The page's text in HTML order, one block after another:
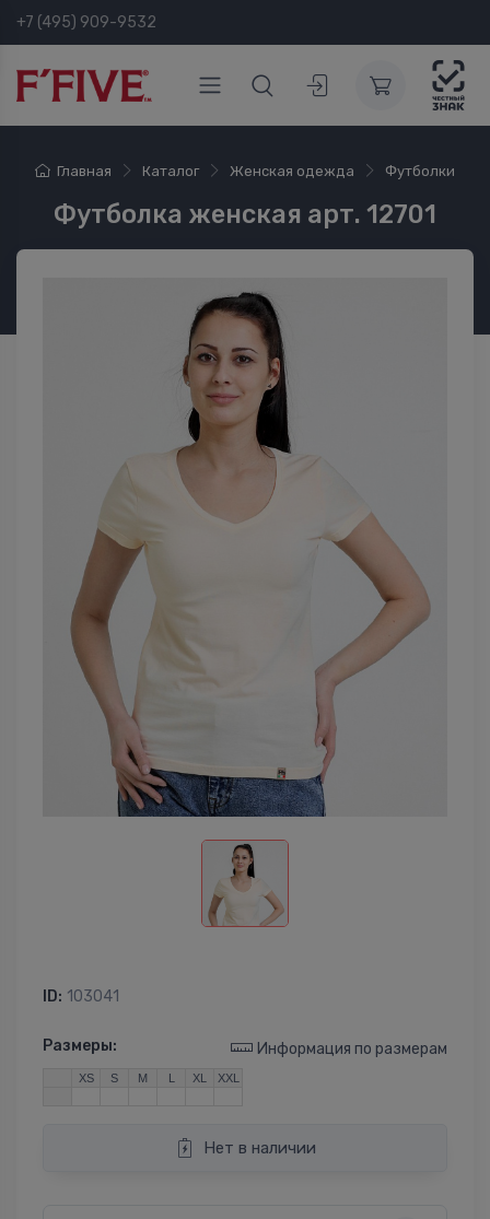
+7 (495) 909-9532
Главная Каталог Женская одежда Футболки
Футболка женская арт. 12701
ID: 103041
Размеры: Информация по размерам
XS S M L XL XXL
Нет в наличии